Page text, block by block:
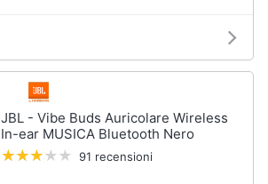
JBL - Vibe Buds Auricolare Wireless
In-ear MUSICA Bluetooth Nero
91 recensioni